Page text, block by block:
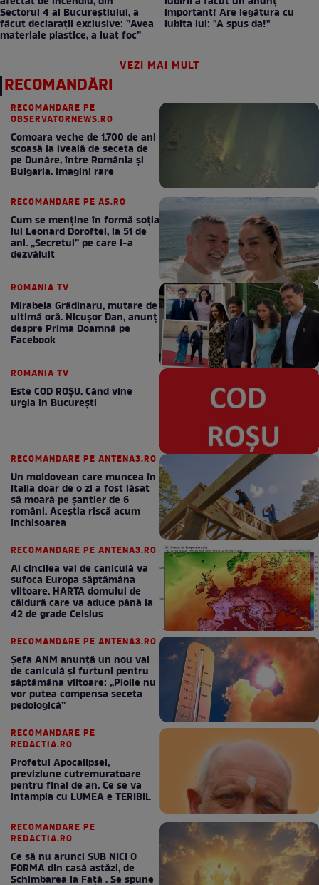
Sectorul 4 al Bucureștiului, a
făcut declarații exclusive: ”Avea
materiale plastice, a luat foc”
important! Are legătura cu
iubita lui: "A spus da!"
VEZI MAI MULT
RECOMANDĂRI
RECOMANDARE PE
OBSERVATORNEWS.RO
Comoara veche de 1.700 de ani
scoasă la iveală de seceta de
pe Dunăre, între România şi
Bulgaria. Imagini rare
RECOMANDARE PE AS.RO
Cum se menţine în formă soţia
lui Leonard Doroftei, la 51 de
ani. „Secretul” pe care l-a
dezvăluit
ROMANIA TV
Mirabela Grădinaru, mutare de
ultimă oră. Nicuşor Dan, anunţ
despre Prima Doamnă pe
Facebook
ROMANIA TV
Este COD ROŞU. Când vine
urgia în Bucureşti
RECOMANDARE PE ANTENA3.RO
Un moldovean care muncea în
Italia doar de o zi a fost lăsat
să moară pe şantier de 6
români. Aceștia riscă acum
închisoarea
RECOMANDARE PE ANTENA3.RO
Al cincilea val de caniculă va
sufoca Europa săptămâna
viitoare. HARTA domului de
căldură care va aduce până la
42 de grade Celsius
RECOMANDARE PE ANTENA3.RO
Șefa ANM anunță un nou val
de caniculă și furtuni pentru
săptămâna viitoare: „Ploile nu
vor putea compensa seceta
pedologică”
RECOMANDARE PE
REDACTIA.RO
Profetul Apocalipsei,
previziune cutremuratoare
pentru final de an. Ce se va
intampla cu LUMEA e TERIBIL
RECOMANDARE PE
REDACTIA.RO
Ce să nu arunci SUB NICI O
FORMA din casă astăzi, de
Schimbarea la Față . Se spune